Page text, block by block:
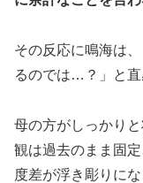
その反応に鳴海は
るのでは…？」と直
母の方がしっかり
観は過去のまま固
度差が浮き彫りにな